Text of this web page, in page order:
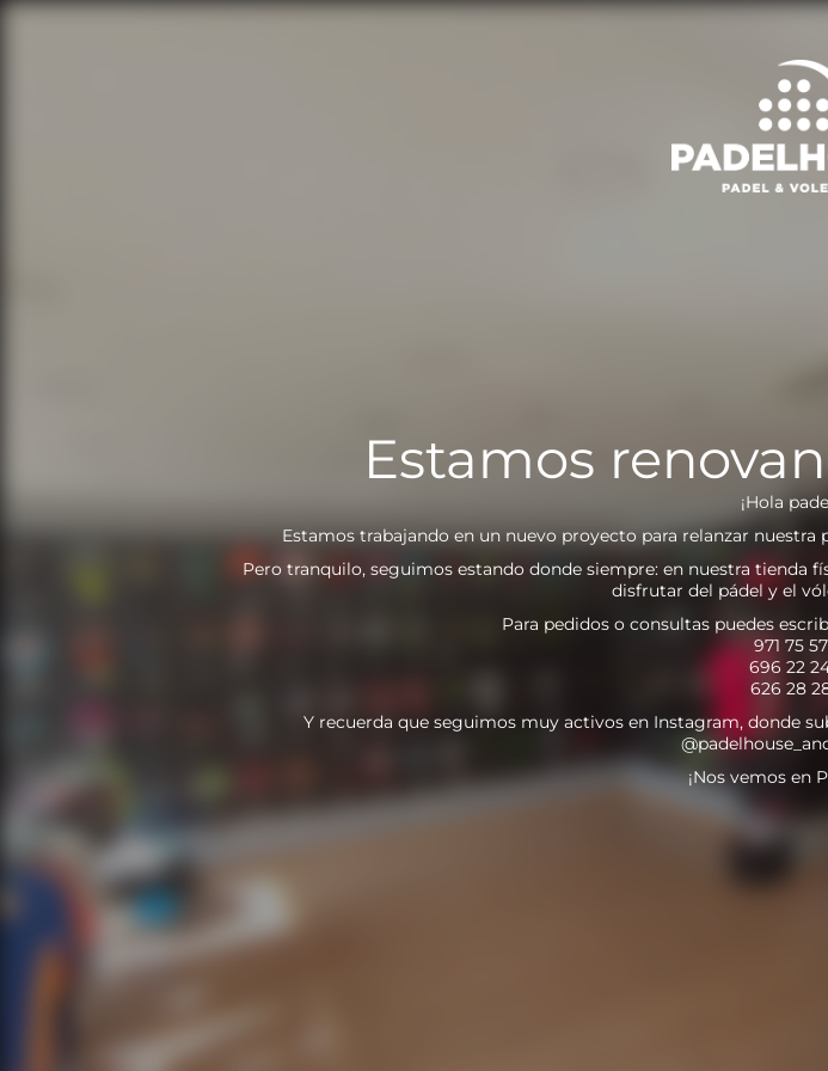
Estamos
¡Hola
Estamos trabajando en un nuevo proyecto para relanzar
Pero tranquilo, seguimos estando donde siempre: en nuestra tienda
disfrutar del pádel y el
Para pedidos o consultas puedes
971 75
696 22
626 28
Y recuerda que seguimos muy activos en Instagram, donde
¡Nos vemos en